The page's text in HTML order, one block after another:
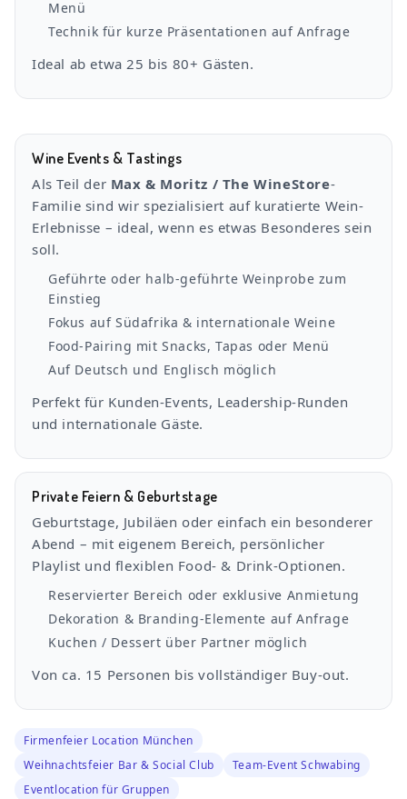
Menü
Technik für kurze Präsentationen auf Anfrage
Ideal ab etwa 25 bis 80+ Gästen.
Wine Events & Tastings
Als Teil der Max & Moritz / The WineStore-
Familie sind wir spezialisiert auf kuratierte Wein-
Erlebnisse – ideal, wenn es etwas Besonderes sein
soll.
Geführte oder halb-geführte Weinprobe zum
Einstieg
Fokus auf Südafrika & internationale Weine
Food-Pairing mit Snacks, Tapas oder Menü
Auf Deutsch und Englisch möglich
Perfekt für Kunden-Events, Leadership-Runden
und internationale Gäste.
Private Feiern & Geburtstage
Geburtstage, Jubiläen oder einfach ein besonderer
Abend – mit eigenem Bereich, persönlicher
Playlist und flexiblen Food- & Drink-Optionen.
Reservierter Bereich oder exklusive Anmietung
Dekoration & Branding-Elemente auf Anfrage
Kuchen / Dessert über Partner möglich
Von ca. 15 Personen bis vollständiger Buy-out.
Firmenfeier Location München
Weihnachtsfeier Bar & Social Club
Team-Event Schwabing
Eventlocation für Gruppen